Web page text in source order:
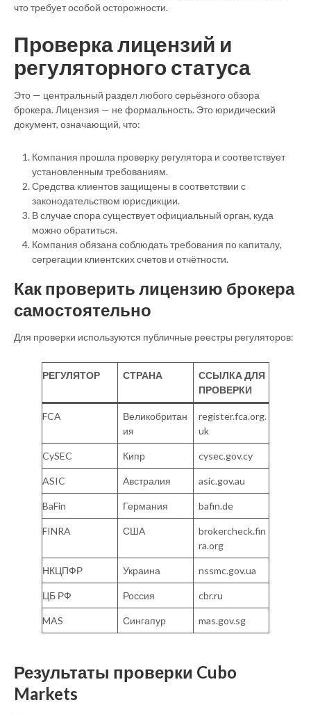
что требует особой осторожности.
Проверка лицензий и
регуляторного статуса
Это — центральный раздел любого серьёзного обзора
брокера. Лицензия — не формальность. Это юридический
документ, означающий, что:
Компания прошла проверку регулятора и соответствует
установленным требованиям.
Средства клиентов защищены в соответствии с
законодательством юрисдикции.
В случае спора существует официальный орган, куда
можно обратиться.
Компания обязана соблюдать требования по капиталу,
сегрегации клиентских счетов и отчётности.
Как проверить лицензию брокера
самостоятельно
Для проверки используются публичные реестры регуляторов:
РЕГУЛЯТОР СТРАНА
ССЫЛКА ДЛЯ
ПРОВЕРКИ
FCA
Великобритан
ия
register.fca.org.
uk
CySEC Кипр cysec.gov.cy
ASIC Австралия asic.gov.au
BaFin Германия bafin.de
FINRA США
brokercheck.fin
ra.org
НКЦПФР Украина nssmc.gov.ua
ЦБ РФ Россия cbr.ru
MAS Сингапур mas.gov.sg
Результаты проверки Cubo
Markets